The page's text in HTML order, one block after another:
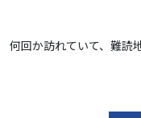
何回か訪れていて、難読